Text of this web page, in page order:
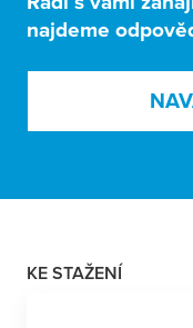
najdeme
KE STAŽENÍ